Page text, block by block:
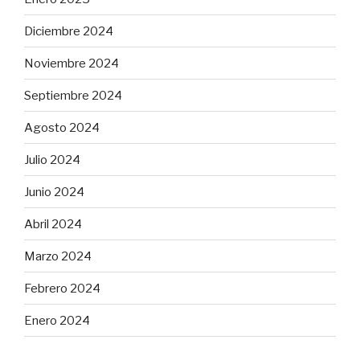
Diciembre 2024
Noviembre 2024
Septiembre 2024
Agosto 2024
Julio 2024
Junio 2024
Abril 2024
Marzo 2024
Febrero 2024
Enero 2024